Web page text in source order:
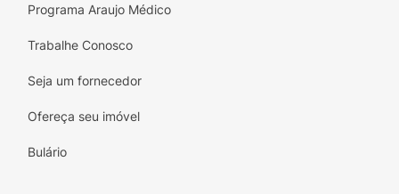
Programa Araujo Médico
Trabalhe Conosco
Seja um fornecedor
Ofereça seu imóvel
Bulário